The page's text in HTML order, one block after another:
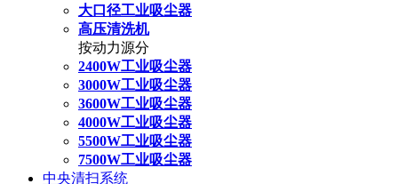
大口径工业吸尘器
高压清洗机
按动力源分
2400W工业吸尘器
3000W工业吸尘器
3600W工业吸尘器
4000W工业吸尘器
5500W工业吸尘器
7500W工业吸尘器
中央清扫系统